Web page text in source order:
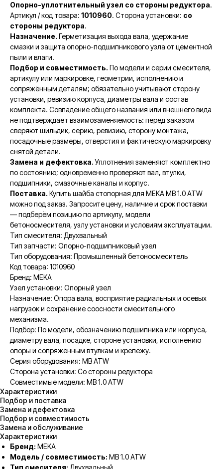
Опорно-уплотнительный узел со стороны редуктора.
Артикул / код товара: 1010960. Сторона установки: со
стороны редуктора.
Назначение. Герметизация выхода вала, удержание
смазки и защита опорно-подшипникового узла от цементной
пыли и влаги.
Подбор и совместимость. По модели и серии смесителя,
артикулу или маркировке, геометрии, исполнению и
сопряжённым деталям; обязательно учитывают сторону
установки, ревизию корпуса, диаметры вала и состав
комплекта. Совпадение общего названия или внешнего вида
не подтверждает взаимозаменяемость: перед заказом
сверяют шильдик, серию, ревизию, сторону монтажа,
посадочные размеры, отверстия и фактическую маркировку
снятой детали.
Замена и дефектовка.Уплотнения заменяют комплектно
по состоянию; одновременно проверяют вал, втулки,
подшипники, смазочные каналы и корпус.
Поставка. Купить шайба стопорная для MEKA MB 1.0 ATW
можно под заказ. Запросите цену, наличие и срок поставки
— подберём позицию по артикулу, модели
бетоносмесителя, узлу установки и условиям эксплуатации.
Тип смесителя: Двухвальный
Тип запчасти: Опорно-подшипниковый узел
Тип оборудования: Промышленный бетоносмеситель
Код товара: 1010960
Бренд: MEKA
Узел установки: Опорный узел
Назначение: Опора вала, восприятие радиальных и осевых
нагрузок и сохранение соосности смесительного
механизма.
Подбор: По модели, обозначению подшипника или корпуса,
диаметру вала, посадке, стороне установки, исполнению
опоры и сопряжённым втулкам и крепежу.
Серия оборудования: MB ATW
Сторона установки: Со стороны редуктора
Совместимые модели: MB 1.0 ATW
Характеристики
Подбор и поставка
Замена и дефектовка
Подбор и совместимость
Замена и обслуживание
Характеристики
Бренд: MEKA
Модель / совместимость: MB 1.0 ATW
Тип смесителя: Двухвальный